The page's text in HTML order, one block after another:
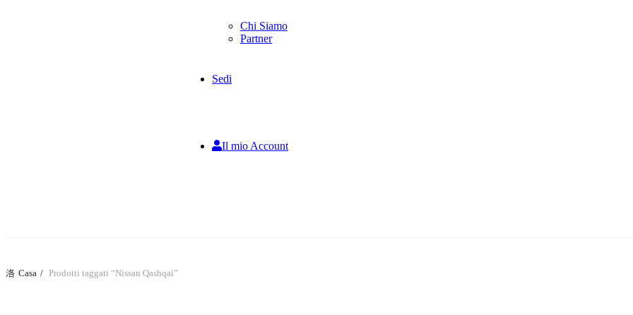
Chi Siamo
Partner
Sedi
Il mio Account
Casa
Prodotti taggati “Nissan Qashqai”